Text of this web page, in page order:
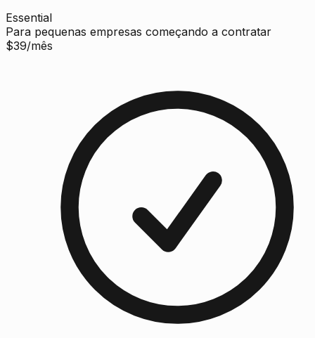
Essential
Para pequenas empresas começando a contratar
$39/mês